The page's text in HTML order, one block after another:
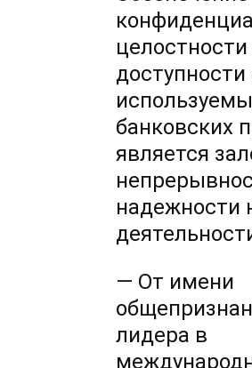
целостности
доступности
банковских
является
надежности
— От имени
лидера в